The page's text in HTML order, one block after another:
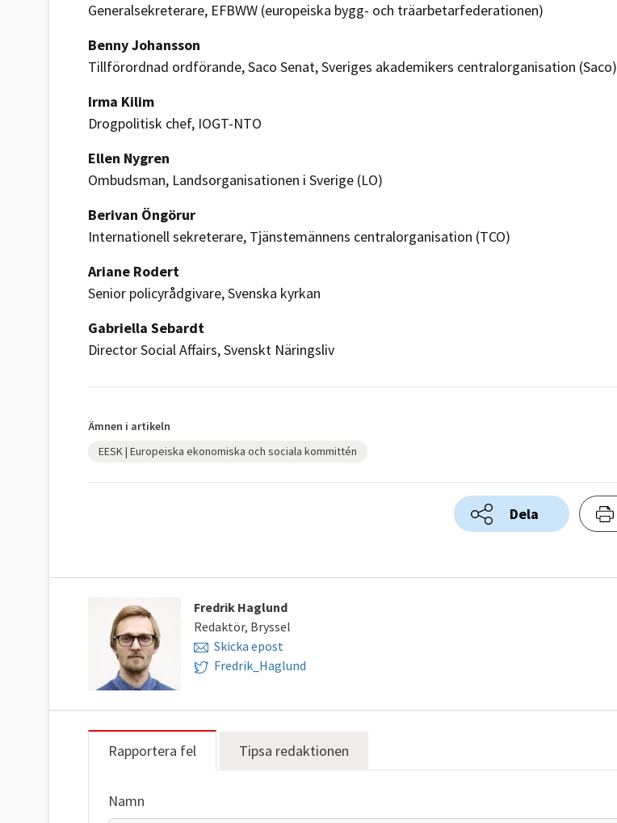
Generalsekreterare, EFBWW (europeiska bygg- och träarbetarfederationen)
Benny Johansson
Tillförordnad ordförande, Saco Senat, Sveriges akademikers centralorganisation (Saco)
Irma Kilim
Drogpolitisk chef, IOGT-NTO
Ellen Nygren
Ombudsman, Landsorganisationen i Sverige (LO)
Berivan Öngörur
Internationell sekreterare, Tjänstemännens centralorganisation (TCO)
Ariane Rodert
Senior policyrådgivare, Svenska kyrkan
Gabriella Sebardt
Director Social Affairs, Svenskt Näringsliv
Ämnen i artikeln
EESK | Europeiska ekonomiska och sociala kommittén
Dela
Fredrik Haglund
Redaktör, Bryssel
Skicka epost
Fredrik_Haglund
Rapportera fel Tipsa redaktionen
Namn